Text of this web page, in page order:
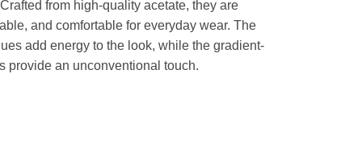
from high-quality acetate, they are
and comfortable for everyday wear. The
add energy to the look, while the gradient-
provide an unconventional touch.